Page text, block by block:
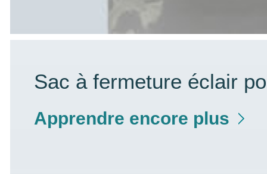
Sac à fermeture éclair
Apprendre encore plus